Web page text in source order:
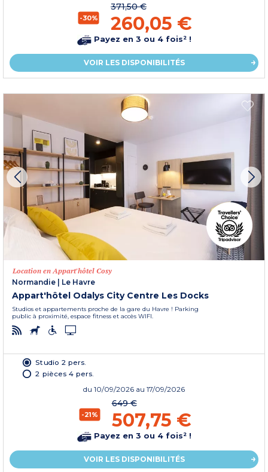
-30%
371,50 €
260,05 €
Payez en 3 ou 4 fois² !
VOIR LES DISPONIBILITÉS
Location en Appart'hôtel Cosy
Normandie
Le Havre
Appart'hôtel Odalys City Centre Les Docks
Studios et appartements proche de la gare du Havre ! Parking
public à proximité, espace fitness et accès WIFI.
Studio 2 pers.
2 pièces 4 pers.
du 10/09/2026 au 17/09/2026
-21%
649 €
507,75 €
Payez en 3 ou 4 fois² !
VOIR LES DISPONIBILITÉS